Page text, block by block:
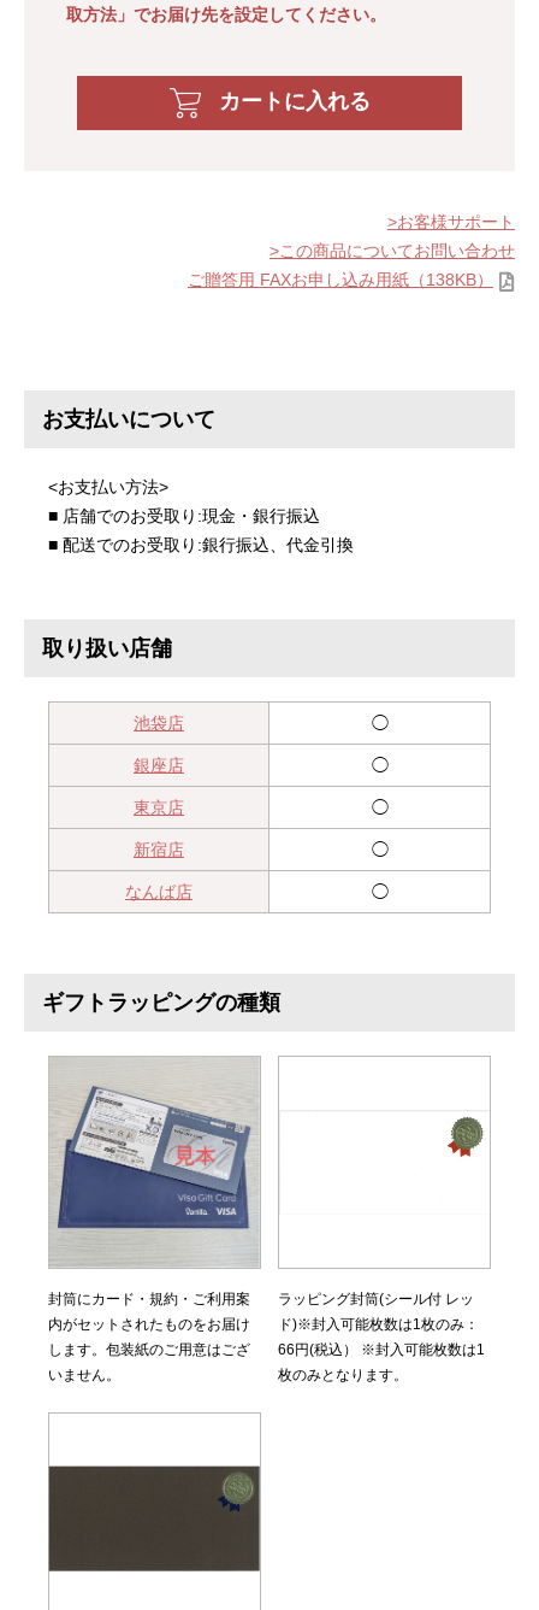
取方法」でお届け先を設定してください。
カートに入れる
お客様サポート
この商品についてお問い合わせ
ご贈答用 FAXお申し込み用紙（138KB）
お支払いについて
<お支払い方法>
■ 店舗でのお受取り:現金・銀行振込
■ 配送でのお受取り:銀行振込、代金引換
取り扱い店舗
池袋店 ◯
銀座店 ◯
東京店 ◯
新宿店 ◯
なんば店 ◯
ギフトラッピングの種類
封筒にカード・規約・ご利用案
内がセットされたものをお届け
します。包装紙のご用意はござ
いません。
ラッピング封筒(シール付 レッ
ド)※封入可能枚数は1枚のみ：
66円(税込） ※封入可能枚数は1
枚のみとなります。